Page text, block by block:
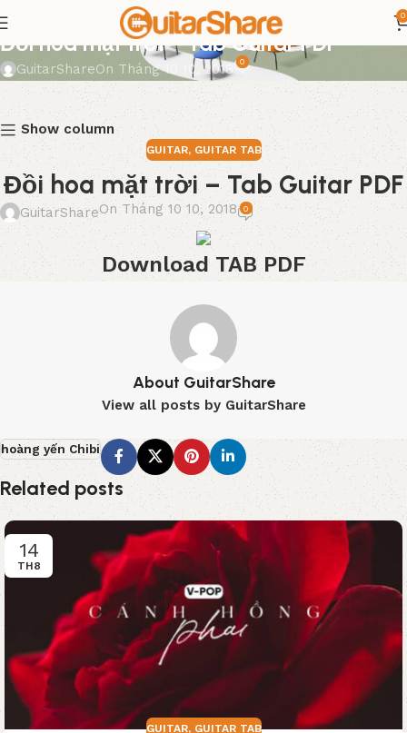
0
GUITAR
Đồi hoa mặt trời – Tab Guitar PDF
GuitarShareOn Tháng 10 10, 2018 0
Show column
GUITAR, GUITAR TAB
Đồi hoa mặt trời – Tab Guitar PDF
GuitarShareOn Tháng 10 10, 2018 0
Download TAB PDF
About GuitarShare
View all posts by GuitarShare
hoàng yến Chibi
Related posts
14
TH8
GUITAR, GUITAR TAB